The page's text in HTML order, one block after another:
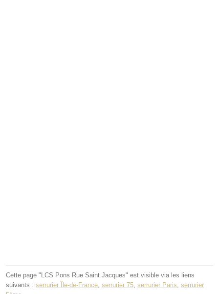
Cette page "LCS Pons Rue Saint Jacques" est visible via les liens
suivants : serrurier Île-de-France, serrurier 75, serrurier Paris, serrurier